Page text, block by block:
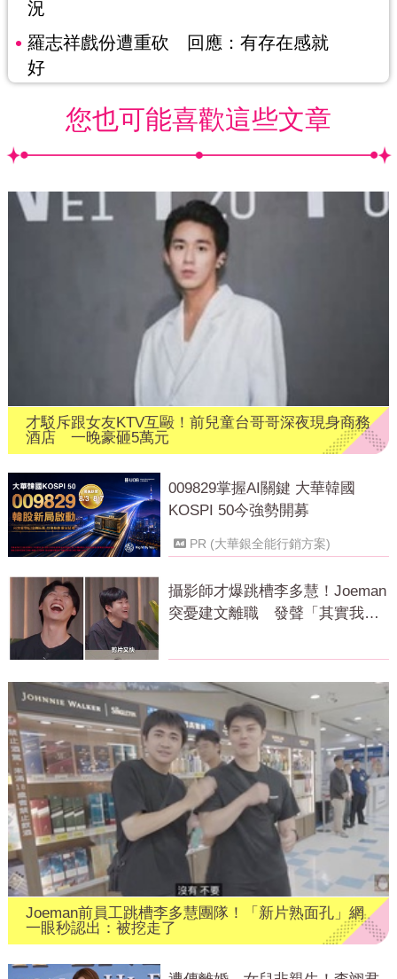
況
羅志祥戲份遭重砍 回應：有存在感就
好
您也可能喜歡這些文章
才駁斥跟女友KTV互毆！前兒童台哥哥深夜現身商務
酒店 一晚豪砸5萬元
009829掌握AI關鍵 大華韓國
KOSPI 50今強勢開募
PR (大華銀全能行銷方案)
攝影師才爆跳槽李多慧！Joeman
突憂建文離職 發聲「其實我很
Joeman前員工跳槽李多慧團隊！「新片熟面孔」網
一眼秒認出：被挖走了